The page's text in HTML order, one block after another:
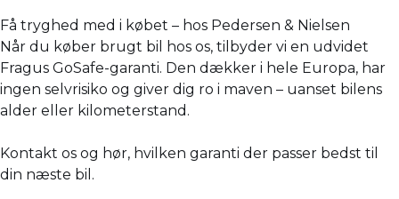
Få tryghed med i købet – hos Pedersen & Nielsen
Når du køber brugt bil hos os, tilbyder vi en udvidet
Fragus GoSafe-garanti. Den dækker i hele Europa, har
ingen selvrisiko og giver dig ro i maven – uanset bilens
alder eller kilometerstand.
Kontakt os og hør, hvilken garanti der passer bedst til
din næste bil.